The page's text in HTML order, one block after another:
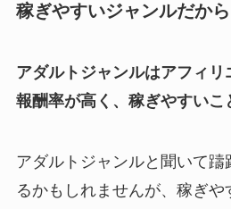
稼ぎやすいジャンルだから
アダルトジャンルはアフィリ
報酬率が高く、稼ぎやすいこ
アダルトジャンルと聞いて躊
るかもしれませんが、稼ぎ